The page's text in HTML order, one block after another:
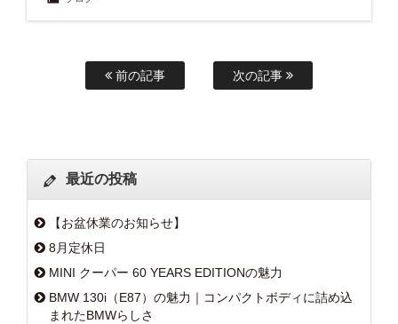
前の記事 次の記事
最近の投稿
【お盆休業のお知らせ】
8月定休日
MINI クーパー 60 YEARS EDITIONの魅力
BMW 130i（E87）の魅力｜コンパクトボディに詰め込
まれたBMWらしさ